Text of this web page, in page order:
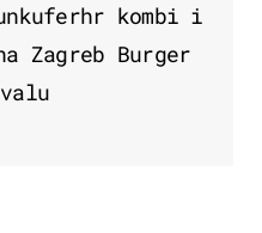
kombi i
Zagreb Burger